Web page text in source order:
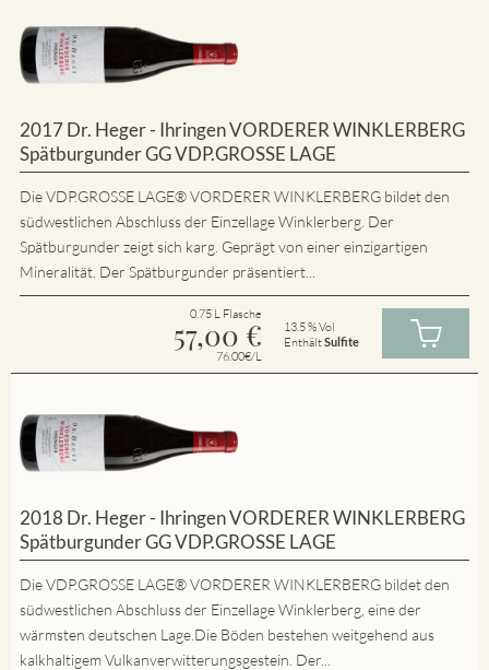
2017 Dr. Heger - Ihringen VORDERER WINKLERBERG
Spätburgunder GG VDP.GROSSE LAGE
Die VDP.GROSSE LAGE® VORDERER WINKLERBERG bildet den
südwestlichen Abschluss der Einzellage Winklerberg. Der
Spätburgunder zeigt sich karg. Geprägt von einer einzigartigen
Mineralität. Der Spätburgunder präsentiert...
0.75 L Flasche
57,00 €
76.00€/L
13.5 % Vol
EnthältSulfite
2018 Dr. Heger - Ihringen VORDERER WINKLERBERG
Spätburgunder GG VDP.GROSSE LAGE
Die VDP.GROSSE LAGE® VORDERER WINKLERBERG bildet den
südwestlichen Abschluss der Einzellage Winklerberg, eine der
wärmsten deutschen Lage.Die Böden bestehen weitgehend aus
kalkhaltigem Vulkanverwitterungsgestein. Der...